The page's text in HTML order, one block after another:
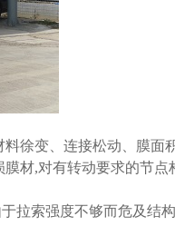
徐变、连接松动、膜面
材,对有转动要求的节点
索强度不够而危及结构